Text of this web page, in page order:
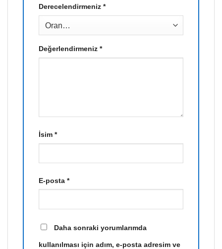
Derecelendirmeniz *
Değerlendirmeniz *
İsim *
E-posta *
Daha sonraki yorumlarımda
kullanılması için adım, e-posta adresim ve